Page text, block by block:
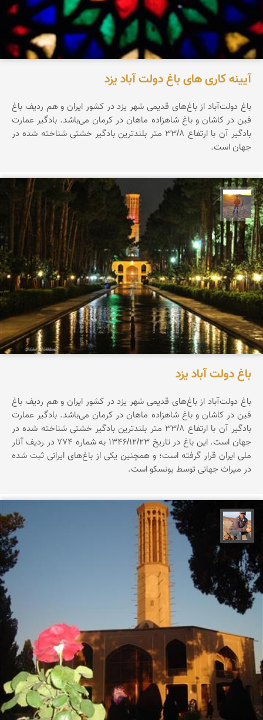
آیینه کاری های باغ دولت آباد یزد
باغ دولت‌آباد از باغ‌های قدیمی شهر یزد در کشور ایران و هم ردیف باغ
فین در کاشان و باغ شاهزاده ماهان در کرمان می‌باشد. بادگیر عمارت
بادگیر آن با ارتفاع ۳۳/۸ متر بلندترین بادگیر خشتی شناخته شده در
جهان است.
مهدی مخلصیان
باغ دولت‌ آباد یزد
باغ دولت‌آباد از باغ‌های قدیمی شهر یزد در کشور ایران و هم ردیف باغ
فین در کاشان و باغ شاهزاده ماهان در کرمان می‌باشد. بادگیر عمارت
بادگیر آن با ارتفاع ۳۳/۸ متر بلندترین بادگیر خشتی شناخته شده در
جهان است. این باغ در تاریخ ۱۳۴۶/۱۲/۲۳ به شماره ۷۷۴ در ردیف آثار
ملی ایران قرار گرفته است؛ و همچنین یکی از باغ‌های ایرانی ثبت شده
در میراث جهانی توسط یونسکو است.
جمال زعیمی یزدی